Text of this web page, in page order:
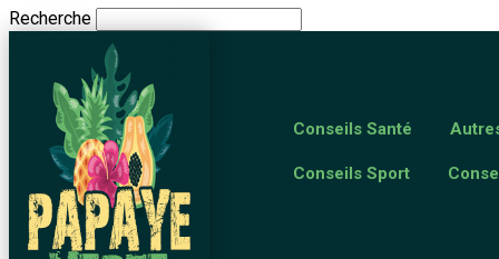
Recherche
Conseils Santé
Conseils Sport